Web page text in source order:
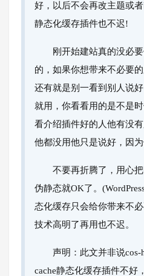
好，以后不会再改主题或
静态化缓存插件也不迟!
刚开始建站真的没必
的，如果你想带来不必要
还有就是别一看到别人说
就用，你看看用的是不是
看介绍插件好的人他有没
他都没用他只是说好，因
不要再折腾了，用心
伪静态就OK了。
态化缓存只会给你带来不
技术高明了再用也不迟。
声明：此文并非说cos-
cache静态化缓存插件不好